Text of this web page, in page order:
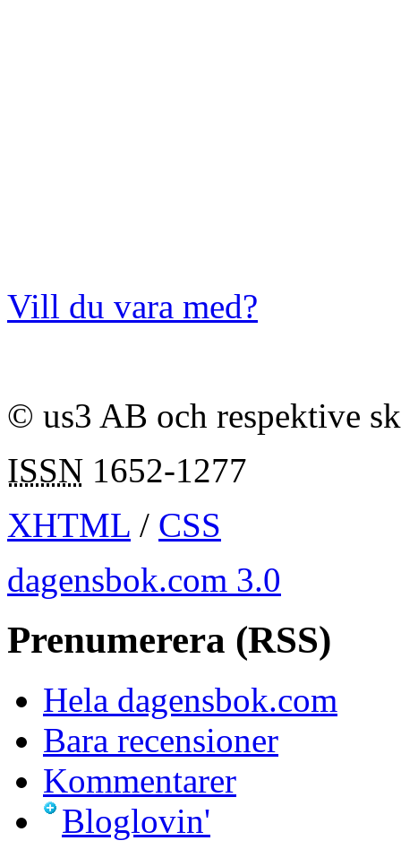
Vill du vara med?
© us3 AB och respektive
ISSN 1652-1277
XHTML / CSS
dagensbok.com 3.0
Prenumerera (RSS)
Hela dagensbok.com
Bara recensioner
Kommentarer
Bloglovin'